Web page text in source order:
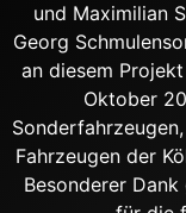
und Maximilian
Georg
an diesem
Oktober
Fahrzeugen der
Besonderer